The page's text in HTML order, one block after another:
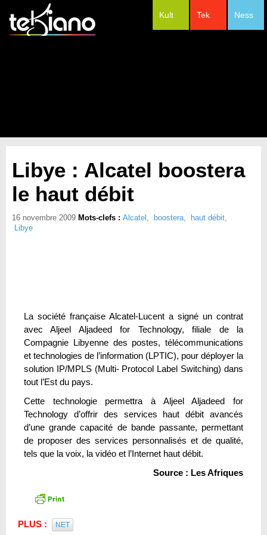
Ness
Tek
Kult
Libye : Alcatel boostera
le haut débit
16 novembre 2009 Mots-clefs : Alcatel , boostera, haut débit,
Libye
La société française Alcatel-Lucent a signé un contrat
avec Aljeel Aljadeed for Technology, filiale de la
Compagnie Libyenne des postes, télécommunications
et technologies de l’information (LPTIC), pour déployer la
solution IP/MPLS (Multi- Protocol Label Switching) dans
tout l’Est du pays.
Cette technologie permettra à Aljeel Aljadeed for
Technology d’offrir des services haut débit avancés
d’une grande capacité de bande passante, permettant
de proposer des services personnalisés et de qualité,
tels que la voix, la vidéo et l’Internet haut débit.
Source : Les Afriques
PLUS : NET